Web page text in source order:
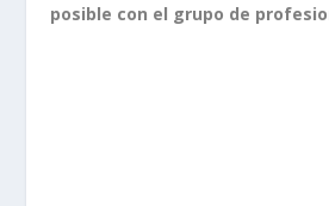
posible con el grupo de